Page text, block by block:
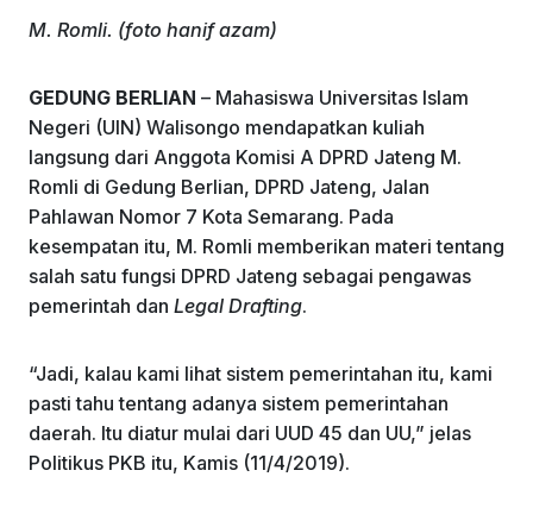
c
e
b
o
o
k
k
e
dI
n
at
s
A
p
p
e
gr
a
m
l
e
M. Romli. (foto hanif azam)
GEDUNG BERLIAN – Mahasiswa Universitas Islam
Negeri (UIN) Walisongo mendapatkan kuliah
langsung dari Anggota Komisi A DPRD Jateng M.
Romli di Gedung Berlian, DPRD Jateng, Jalan
Pahlawan Nomor 7 Kota Semarang. Pada
kesempatan itu, M. Romli memberikan materi tentang
salah satu fungsi DPRD Jateng sebagai pengawas
pemerintah dan Legal Drafting.
“Jadi, kalau kami lihat sistem pemerintahan itu, kami
pasti tahu tentang adanya sistem pemerintahan
daerah. Itu diatur mulai dari UUD 45 dan UU,” jelas
Politikus PKB itu, Kamis (11/4/2019).